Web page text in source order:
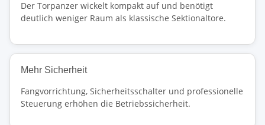
Der Torpanzer wickelt kompakt auf und benötigt
deutlich weniger Raum als klassische Sektionaltore.
Mehr Sicherheit
Fangvorrichtung, Sicherheitsschalter und professionelle
Steuerung erhöhen die Betriebssicherheit.